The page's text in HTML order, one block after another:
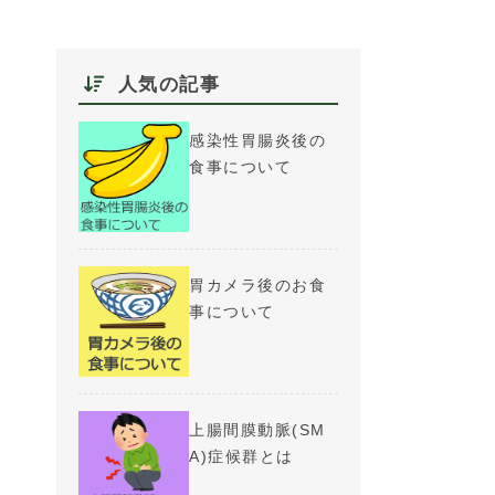
人気の記事
感染性胃腸炎後の
食事について
胃カメラ後のお食
事について
上腸間膜動脈(SM
A)症候群とは